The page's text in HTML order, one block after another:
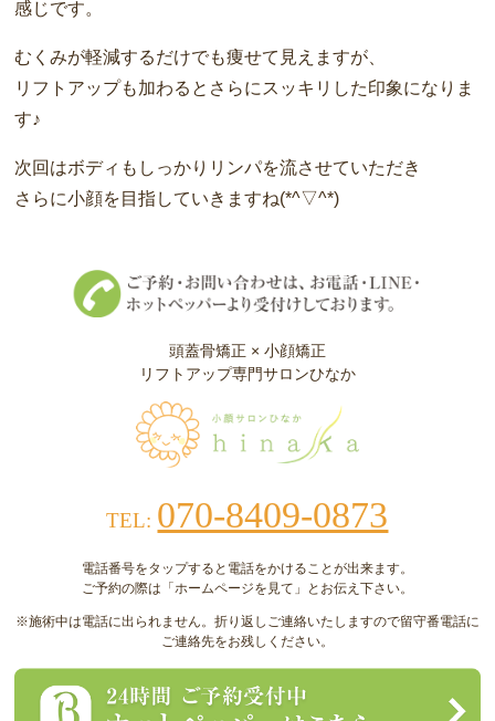
感じです。
むくみが軽減するだけでも痩せて見えますが、
リフトアップも加わるとさらにスッキリした印象になりま
す♪
次回はボディもしっかりリンパを流させていただき
さらに小顔を目指していきますね(*^▽^*)
頭蓋骨矯正 × 小顔矯正
リフトアップ専門サロンひなか
TEL: 070-8409-0873
電話番号をタップすると電話をかけることが出来ます。
ご予約の際は「ホームページを見て」とお伝え下さい。
※施術中は電話に出られません。折り返しご連絡いたしますので留守番電話に
ご連絡先をお残しください。